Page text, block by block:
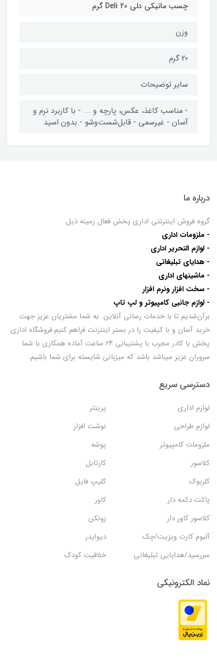
چسب ماتيکی دلی Deli 20 گرم
وزن
20 گرم
سایر توضیحات
- مناسب کاغذ، عکس، پارچه و ... - با کاربرد نرم و
آسان - غیرسمی - قابل‌شست‌وشو - بدون اسید
درباره ما
گروه فروش اینترنتی اداری پخش فعال زمینه ذیل
- ملزومات اداری
- لوازم التحریر اداری
- هدایای تبلیغاتی
- ماشینهای اداری
- سخت افزار ونرم افزار
- لوازم جانبی کامپیوتر و لپ تاپ
برآن‌شدیم تا با خدمات رسانی آنلاین به شما مشتریان عزیز جهت
خرید آسان و با کیفیت را در بستر اینترنت فراهم کنیم.فروشگاه اداری
پخش با کادر مجرب با پشتیبانی ۲۴ ساعت آماده همکاری با شما
سروران عزیز میباشد باشد که میزبانی شایسته برای شما باشیم.
دسترسی سریع
لوازم اداری
پرینتر
لوازم طراحی
نوشت افزار
ملزومات کامپیوتر
پوشه
کلاسور
کارتابل
کلربوک
کلیپ فایل
پاکت دکمه دار
کاور
کلاسور کاور دار
زونکن
آلبوم کارت ویزیت/چک
دیوایدر
سررسید/هدایایی تبلیغاتی
خلاقیت کودک
نماد الکترونیکی